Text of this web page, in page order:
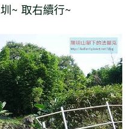
~ 取右續行~